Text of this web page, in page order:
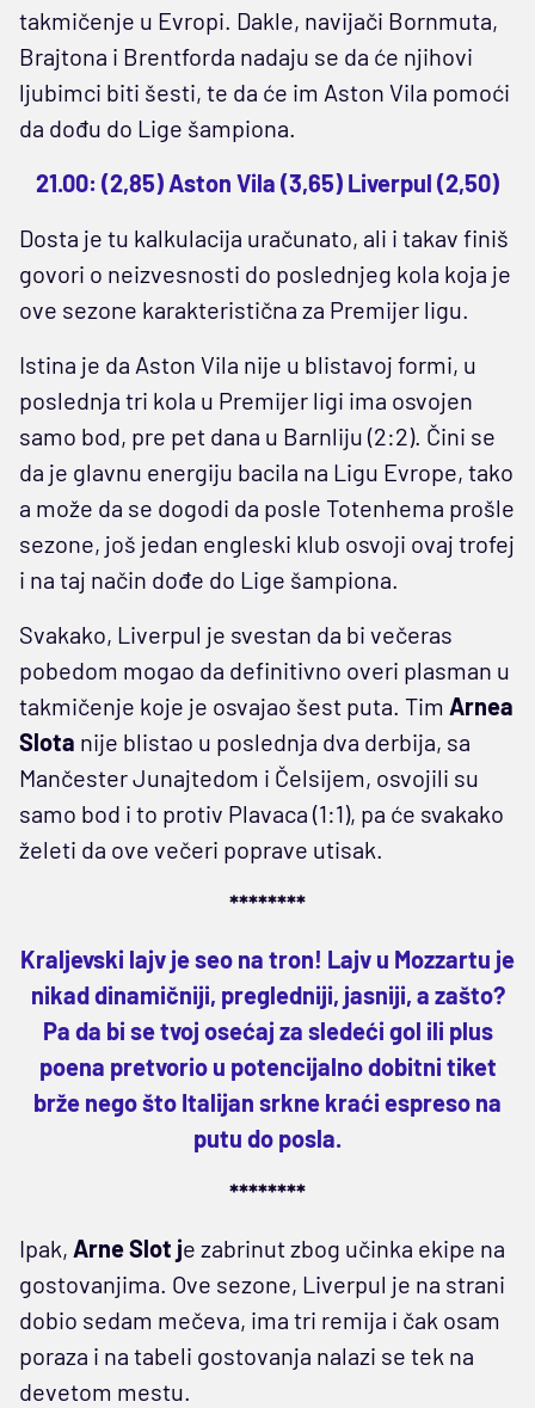
takmičenje u Evropi. Dakle, navijači Bornmuta,
Brajtona i Brentforda nadaju se da će njihovi
ljubimci biti šesti, te da će im Aston Vila pomoći
da dođu do Lige šampiona.
21.00: (2,85) Aston Vila (3,65) Liverpul (2,50)
Dosta je tu kalkulacija uračunato, ali i takav finiš
govori o neizvesnosti do poslednjeg kola koja je
ove sezone karakteristična za Premijer ligu.
Istina je da Aston Vila nije u blistavoj formi, u
poslednja tri kola u Premijer ligi ima osvojen
samo bod, pre pet dana u Barnliju (2:2). Čini se
da je glavnu energiju bacila na Ligu Evrope, tako
a može da se dogodi da posle Totenhema prošle
sezone, još jedan engleski klub osvoji ovaj trofej
i na taj način dođe do Lige šampiona.
Svakako, Liverpul je svestan da bi večeras
pobedom mogao da definitivno overi plasman u
takmičenje koje je osvajao šest puta. Tim Arnea
Slota nije blistao u poslednja dva derbija, sa
Mančester Junajtedom i Čelsijem, osvojili su
samo bod i to protiv Plavaca (1:1), pa će svakako
želeti da ove večeri poprave utisak.
********
Kraljevski lajv je seo na tron! Lajv u Mozzartu je
nikad dinamičniji, pregledniji, jasniji, a zašto?
Pa da bi se tvoj osećaj za sledeći gol ili plus
poena pretvorio u potencijalno dobitni tiket
brže nego što Italijan srkne kraći espreso na
putu do posla.
********
Ipak, Arne Slot je zabrinut zbog učinka ekipe na
gostovanjima. Ove sezone, Liverpul je na strani
dobio sedam mečeva, ima tri remija i čak osam
poraza i na tabeli gostovanja nalazi se tek na
devetom mestu.